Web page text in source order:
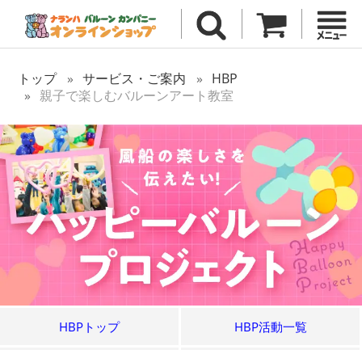
トップ サービス・ご案内
HBP
親子で楽しむバルーンアート教室
HBPトップ HBP活動一覧